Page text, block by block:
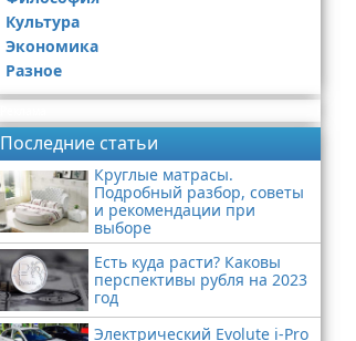
Культура
Экономика
Разное
Последние статьи
Круглые матрасы.
Подробный разбор, советы
и рекомендации при
выборе
Есть куда расти? Каковы
перспективы рубля на 2023
год
Электрический Evolute i-Pro